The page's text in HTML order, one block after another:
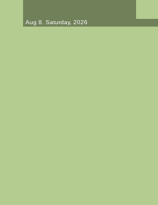
Aug 8. Saturday, 2026